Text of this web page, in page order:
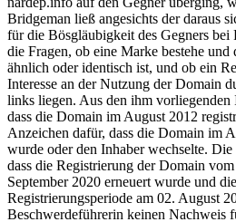
Bridgeman ließ angesichts der daraus
für die Bösgläubigkeit des Gegners bei
die Fragen, ob eine Marke bestehe
ähnlich oder identisch ist, und ob ein
Interesse an der Nutzung der Domain
links liegen. Aus den ihm vorliegenden
dass die Domain im August 2012
Anzeichen dafür, dass die Domain im
wurde oder den Inhaber wechselte.
dass die Registrierung der Domain
September 2020 erneuert wurde und
Registrierungsperiode am 02. August
Beschwerdeführerin keinen Nachweis